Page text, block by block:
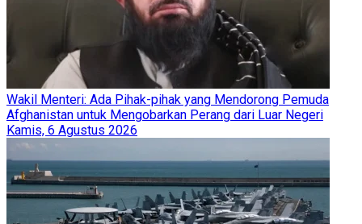
Wakil Menteri: Ada Pihak-pihak yang Mendorong Pemuda
Afghanistan untuk Mengobarkan Perang dari Luar Negeri
Kamis, 6 Agustus 2026